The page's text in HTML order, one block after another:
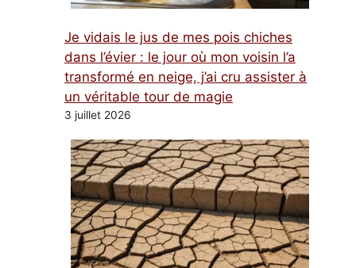
Je vidais le jus de mes pois chiches
dans l’évier : le jour où mon voisin l’a
transformé en neige, j’ai cru assister à
un véritable tour de magie
3 juillet 2026